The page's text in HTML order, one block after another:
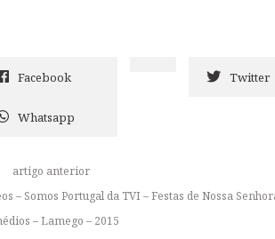
Facebook Twitter
Whatsapp
artigo anterior
– Somos Portugal da TVI – Festas de Nossa
– Lamego – 2015